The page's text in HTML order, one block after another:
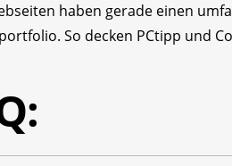
haben gerade einen
So decken PCtipp und